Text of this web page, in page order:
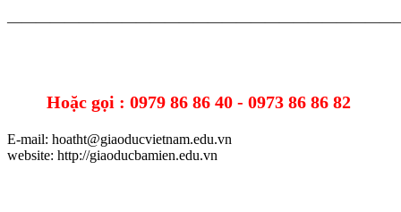
Hoặc gọi : 0979 86 86 40 - 0973 86 86 82
E-mail: hoatht@giaoducvietnam.edu.vn
website: http://giaoducbamien.edu.vn